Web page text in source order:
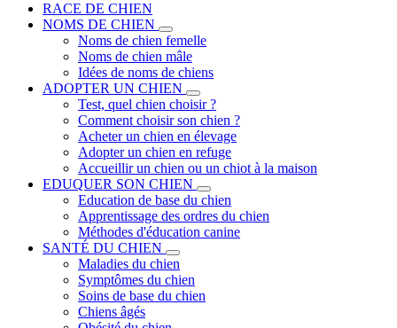
RACE DE CHIEN
NOMS DE CHIEN
Noms de chien femelle
Noms de chien mâle
Idées de noms de chiens
ADOPTER UN CHIEN
Test, quel chien choisir ?
Comment choisir son chien ?
Acheter un chien en élevage
Adopter un chien en refuge
Accueillir un chien ou un chiot à la maison
EDUQUER SON CHIEN
Education de base du chien
Apprentissage des ordres du chien
Méthodes d'éducation canine
SANTÉ DU CHIEN
Maladies du chien
Symptômes du chien
Soins de base du chien
Chiens âgés